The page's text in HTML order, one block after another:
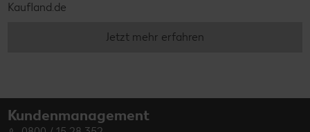
Kaufland.de
Jetzt mehr erfahren
Kundenmanagement